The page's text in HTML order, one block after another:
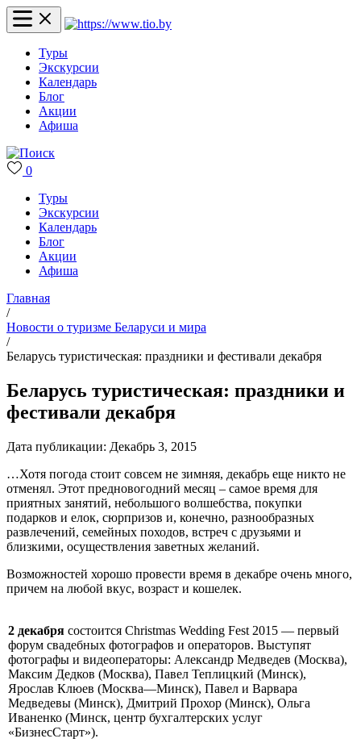
Туры
Экскурсии
Календарь
Блог
Акции
Афиша
0
Туры
Экскурсии
Календарь
Блог
Акции
Афиша
Главная
/
Новости о туризме Беларуси и мира
/
Беларусь туристическая: праздники и фестивали декабря
Беларусь туристическая: праздники и
фестивали декабря
Дата публикации: Декабрь 3, 2015
…Хотя погода стоит совсем не зимняя, декабрь еще никто не
отменял. Этот предновогодний месяц – самое время для
приятных занятий, небольшого волшебства, покупки
подарков и елок, сюрпризов и, конечно, разнообразных
развлечений, семейных походов, встреч с друзьями и
близкими, осуществления заветных желаний.
Возможностей хорошо провести время в декабре очень много,
причем на любой вкус, возраст и кошелек.
2 декабря состоится Christmas Wedding Fest 2015 — первый
форум свадебных фотографов и операторов. Выступят
фотографы и видеоператоры: Александр Медведев (Москва),
Максим Дедков (Москва), Павел Теплицкий (Минск),
Ярослав Клюев (Москва—Минск), Павел и Варвара
Медведевы (Минск), Дмитрий Прохор (Минск), Ольга
Иваненко (Минск, центр бухгалтерских услуг
«БизнесСтарт»).